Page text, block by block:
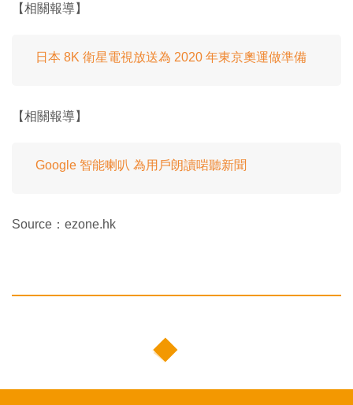
【相關報導】
日本 8K 衛星電視放送為 2020 年東京奧運做準備
【相關報導】
Google 智能喇叭 為用戶朗讀啱聽新聞
Source：ezone.hk